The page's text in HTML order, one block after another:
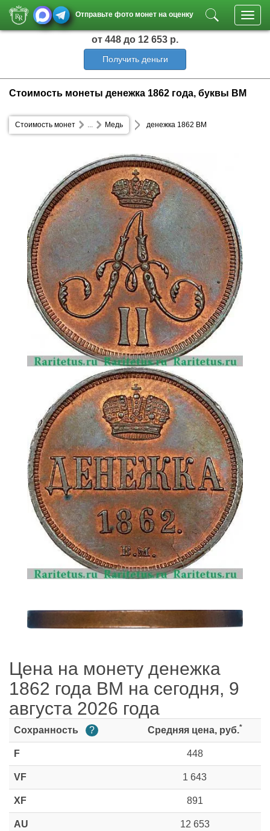
Отправьте фото монет на оценку
от 448 до 12 653 р.
Получить деньги
Стоимость монеты денежка 1862 года, буквы ВМ
Стоимость монет Медь
... денежка 1862 ВМ
Цена на монету денежка
1862 года ВМ на сегодня, 9
августа 2026 года
Сохранность ? Средняя цена, руб.*
F 448
VF 1 643
XF 891
AU 12 653